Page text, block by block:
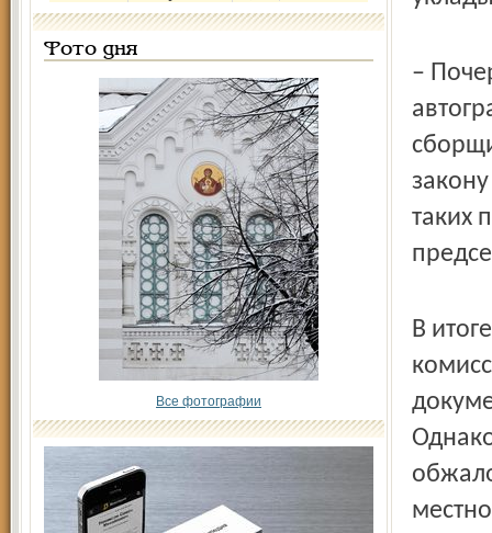
Фото дня
Все фотографии
–
таких
В